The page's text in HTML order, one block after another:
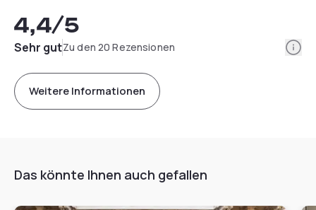
4,4/5
Sehr gutZu den 20 Rezensionen
Weitere Informationen
Das könnte Ihnen auch gefallen